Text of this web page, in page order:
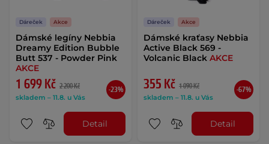
Dáreček Akce
Dámské legíny Nebbia
Dreamy Edition Bubble
Butt 537 - Powder Pink
AKCE
1 699 Kč 2 200 Kč
skladem – 11.8. u Vás
-23%
Detail
Dáreček Akce
Dámské kraťasy Nebbia
Active Black 569 -
Volcanic Black AKCE
355 Kč 1 090 Kč
skladem – 11.8. u Vás
-67%
Detail